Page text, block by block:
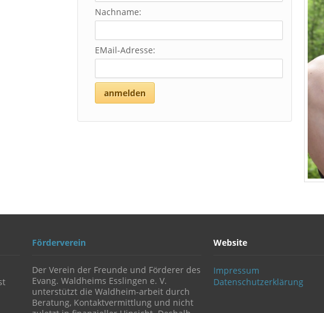
Nachname:
EMail-Adresse:
anmelden
Förderverein
Der Verein der Freunde und Förderer des
Evang. Waldheims Esslingen e. V.
unterstützt die Waldheim-arbeit durch
Beratung, Kontaktvermittlung und nicht
Website
Impressum
Datenschutzerklärung